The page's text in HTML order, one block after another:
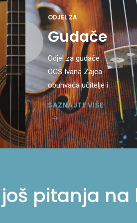
ODJEL ZA
Gudače
Odjel za gudače
OGŠ Ivana Zajca
obuhvaća učitelje i
učenike violine i
violončela. Na
Odjelu rade četiri
učiteljice violine i
SAZNAJTE VIŠE
pitanja na